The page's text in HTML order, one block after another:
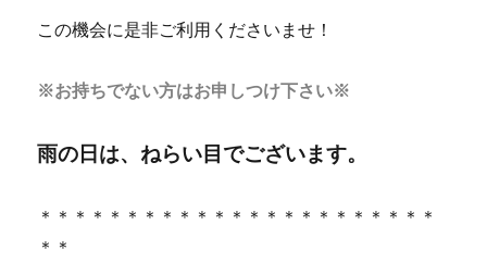
この機会に是非ご利用くださいませ！
※お持ちでない方はお申しつけ下さい※
雨の日は、ねらい目でございます。
＊＊＊＊＊＊＊＊＊＊＊＊＊＊＊＊＊＊＊＊＊＊＊
＊＊